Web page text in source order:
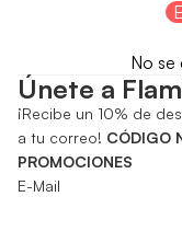
No se
Únete a
¡Recibe un 10% de
a tu correo! CÓDIGO
PROMOCIONES
E-Mail